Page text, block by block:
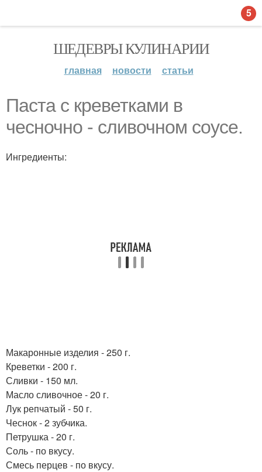
ШЕДЕВРЫ КУЛИНАРИИ
главная новости статьи
Паста с креветками в
чесночно - сливочном соусе.
Ингредиенты:
Макаронные изделия - 250 г.
Креветки - 200 г.
Сливки - 150 мл.
Масло сливочное - 20 г.
Лук репчатый - 50 г.
Чеснок - 2 зубчика.
Петрушка - 20 г.
Соль - по вкусу.
Смесь перцев - по вкусу.
5